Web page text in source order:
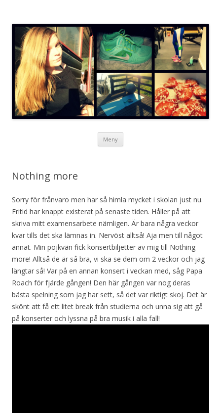
Meny
Nothing more
Sorry för frånvaro men har så himla mycket i skolan just nu.
Fritid har knappt existerat på senaste tiden. Håller på att
skriva mitt examensarbete nämligen. Är bara några veckor
kvar tills det ska lämnas in. Nervöst alltså! Aja men till något
annat. Min pojkvän fick konsertbiljetter av mig till Nothing
more! Alltså de är så bra, vi ska se dem om 2 veckor och jag
längtar så! Var på en annan konsert i veckan med, såg Papa
Roach för fjärde gången! Den här gången var nog deras
bästa spelning som jag har sett, så det var riktigt skoj. Det är
skönt att få ett litet break från studierna och unna sig att gå
på konserter och lyssna på bra musik i alla fall!